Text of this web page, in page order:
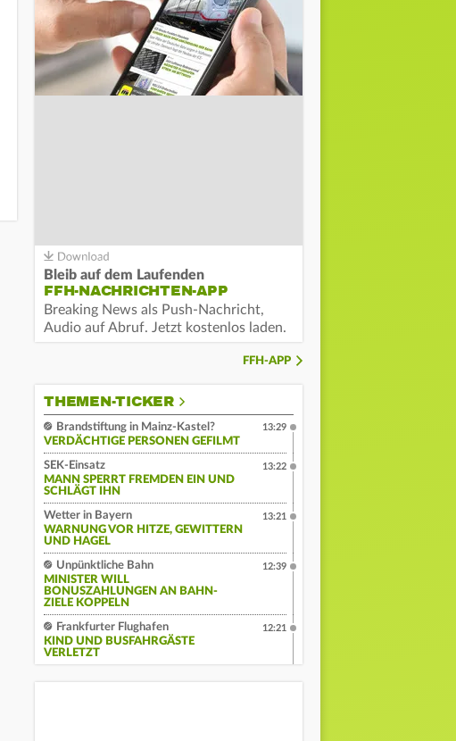
Bleib auf dem Laufenden
FFH-NACHRICHTEN-APP
Breaking News als Push-Nachricht,
Audio auf Abruf. Jetzt kostenlos laden.
FFH-APP
THEMEN-TICKER
Brandstiftung in Mainz-Kastel?
VERDÄCHTIGE PERSONEN GEFILMT
13:29
SEK-Einsatz
MANN SPERRT FREMDEN EIN UND
SCHLÄGT IHN
13:22
Wetter in Bayern
WARNUNG VOR HITZE, GEWITTERN
UND HAGEL
13:21
Unpünktliche Bahn
MINISTER WILL
BONUSZAHLUNGEN AN BAHN-
ZIELE KOPPELN
12:39
Frankfurter Flughafen
KIND UND BUSFAHRGÄSTE
VERLETZT
12:21